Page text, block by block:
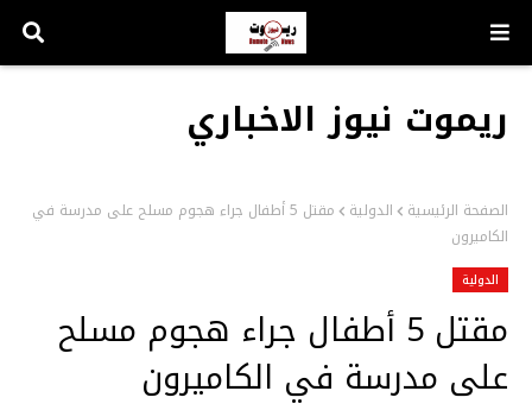
ريموت نيوز الاخباري
الصفحة الرئيسية الدولية
مقتل 5 أطفال جراء هجوم مسلح على مدرسة في
الكاميرون
الدولية
مقتل 5 أطفال جراء هجوم مسلح
على مدرسة في الكاميرون